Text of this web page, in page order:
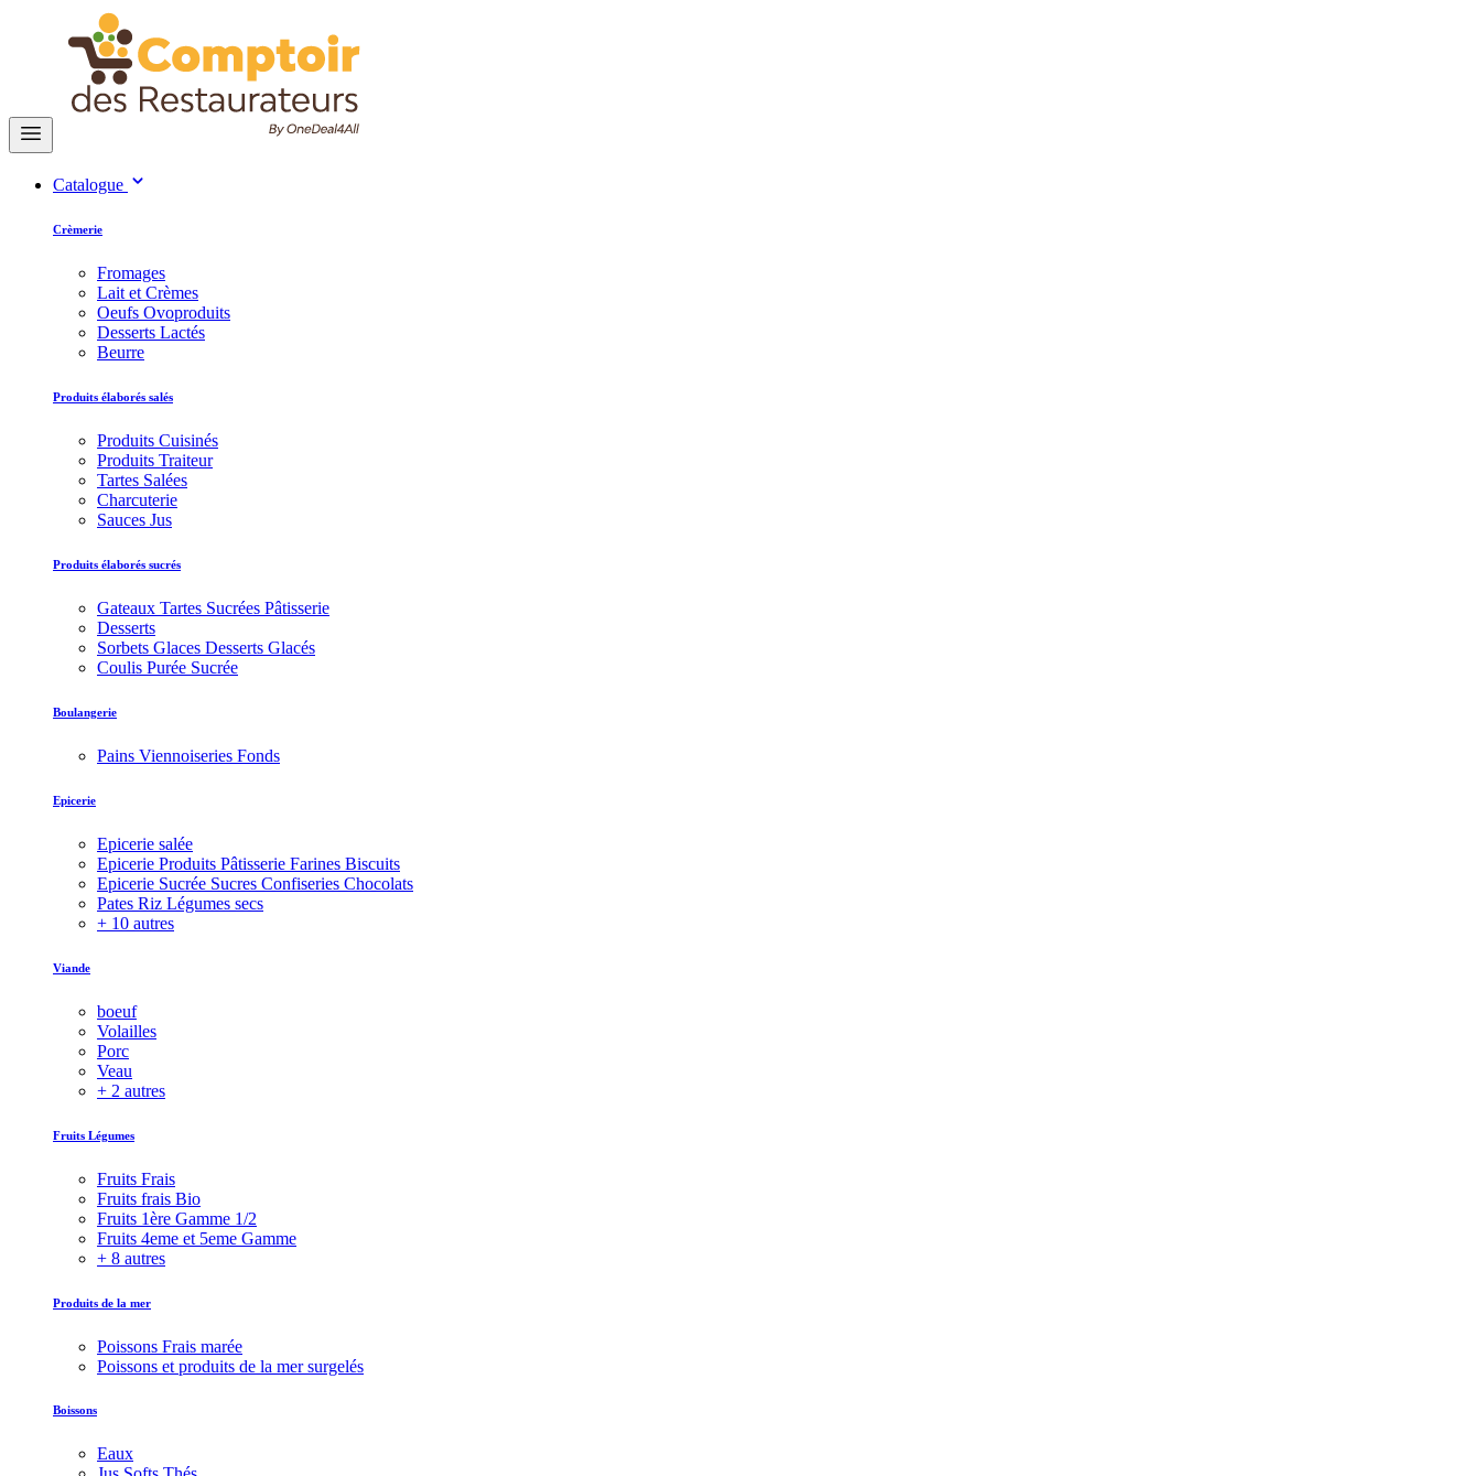
Catalogue
Crèmerie
Fromages
Lait et Crèmes
Oeufs Ovoproduits
Desserts Lactés
Beurre
Produits élaborés salés
Produits Cuisinés
Produits Traiteur
Tartes Salées
Charcuterie
Sauces Jus
Produits élaborés sucrés
Gateaux Tartes Sucrées Pâtisserie
Desserts
Sorbets Glaces Desserts Glacés
Coulis Purée Sucrée
Boulangerie
Pains Viennoiseries Fonds
Epicerie
Epicerie salée
Epicerie Produits Pâtisserie Farines Biscuits
Epicerie Sucrée Sucres Confiseries Chocolats
Pates Riz Légumes secs
+ 10 autres
Viande
boeuf
Volailles
Porc
Veau
+ 2 autres
Fruits Légumes
Fruits Frais
Fruits frais Bio
Fruits 1ère Gamme 1/2
Fruits 4eme et 5eme Gamme
+ 8 autres
Produits de la mer
Poissons Frais marée
Poissons et produits de la mer surgelés
Boissons
Eaux